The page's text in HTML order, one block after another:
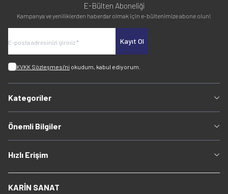
E-Bülten Aboneliği
Kampanya ve yeniliklerden haberdar olmak için e-bültenimize abone olun!
Kayıt Ol
KVKK Sözleşmesi'ni okudum, kabul ediyorum.
Kategoriler
Önemli Bilgiler
Hızlı Erişim
KARİN SANAT